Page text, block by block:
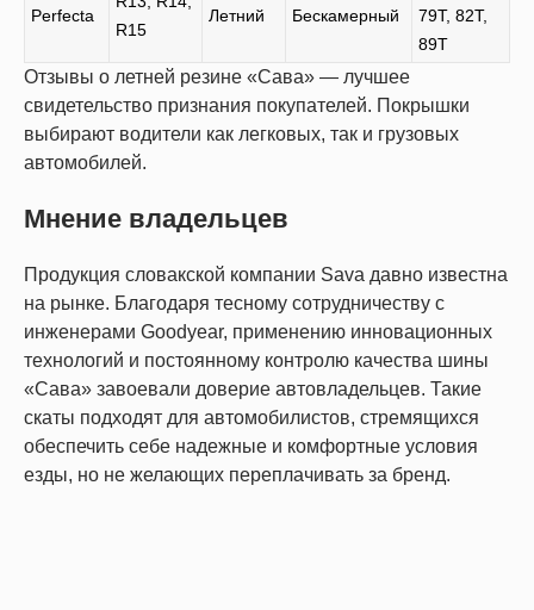
Perfecta
R15
Летний Бескамерный
79T, 82T,
89T
Отзывы о летней резине «Сава» — лучшее
свидетельство признания покупателей. Покрышки
выбирают водители как легковых, так и грузовых
автомобилей.
Мнение владельцев
Продукция словакской компании Sava давно известна
на рынке. Благодаря тесному сотрудничеству с
инженерами Goodyear, применению инновационных
технологий и постоянному контролю качества шины
«Сава» завоевали доверие автовладельцев. Такие
скаты подходят для автомобилистов, стремящихся
обеспечить себе надежные и комфортные условия
езды, но не желающих переплачивать за бренд.